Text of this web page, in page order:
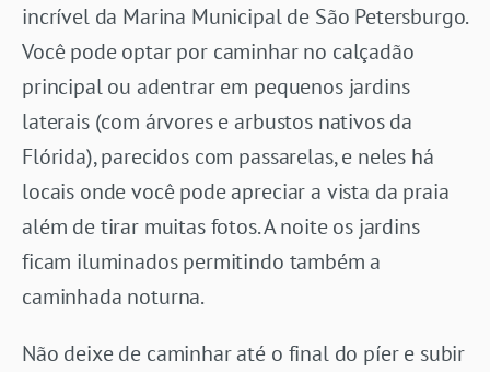
incrível da Marina Municipal de São Petersburgo.
Você pode optar por caminhar no calçadão
principal ou adentrar em pequenos jardins
laterais (com árvores e arbustos nativos da
Flórida), parecidos com passarelas, e neles há
locais onde você pode apreciar a vista da praia
além de tirar muitas fotos. A noite os jardins
ficam iluminados permitindo também a
caminhada noturna.
Não deixe de caminhar até o final do píer e subir